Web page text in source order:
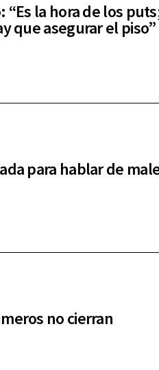
“Es la hora de los
que asegurar el piso”
para hablar de
no cierran